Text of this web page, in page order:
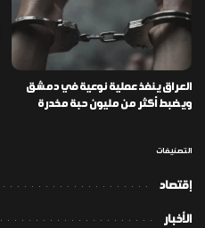
العراق ينفذ عملية نوعية في دمشق
ويضبط أكثر من مليون حبة مخدرة
التصنيفات
إقتصاد
الأخبار